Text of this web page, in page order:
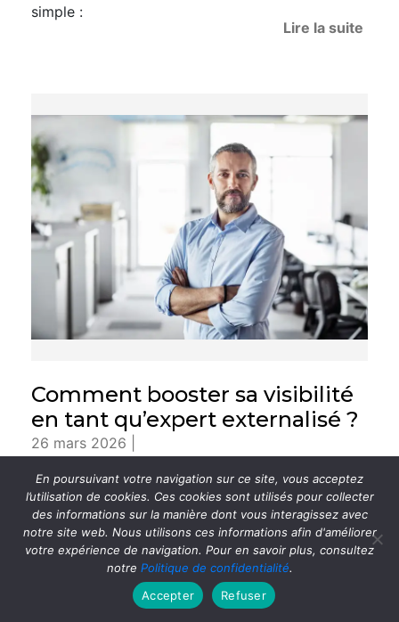
simple :
Lire la suite
Comment booster sa visibilité
en tant qu’expert externalisé ?
26 mars 2026 |
résume pas à une présence régulière sur LinkedIn
ou à une accumulation de publications Dans un
environnement où les dirigeants sont très
sollicités et disposent de peu de temps, l’enjeu
n’est pas seulement d’être vu, mais d’être
immédiatement compris, identifié
En poursuivant votre navigation sur ce site, vous acceptez
l’utilisation de cookies. Ces cookies sont utilisés pour collecter
des informations sur la manière dont vous interagissez avec
notre site web. Nous utilisons ces informations afin d'améliorer
votre expérience de navigation. Pour en savoir plus, consultez
notre Politique de confidentialité.
Accepter
Refuser